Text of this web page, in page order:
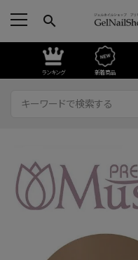
search
ランキング 新着商品